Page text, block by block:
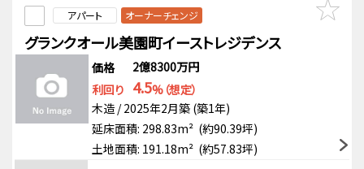
アパート オーナーチェンジ
グランクオール美園町イーストレジデンス
価格
2億8300万円
利回り 4.5%（想定）
木造 / 2025年2月築 (築1年)
延床面積: 298.83m² (約90.39坪)
土地面積: 191.18m² (約57.83坪)